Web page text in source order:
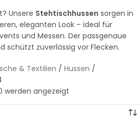
Unsere Stehtischhussen sorgen in
eleganten Look – ideal für
und Messen. Der passgenaue
schützt zuverlässig vor Flecken.
& Textilien / Hussen /
werden angezeigt